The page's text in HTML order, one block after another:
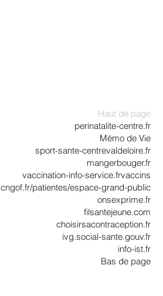
Haut de page
perinatalite-centre.fr
Mémo de Vie
sport-sante-centrevaldeloire.fr
mangerbouger.fr
vaccination-info-service.frvaccins
cngof.fr/patientes/espace-grand-public
onsexprime.fr
filsantejeune.com
choisirsacontraception.fr
ivg.social-sante.gouv.fr
info-ist.fr
Bas de page